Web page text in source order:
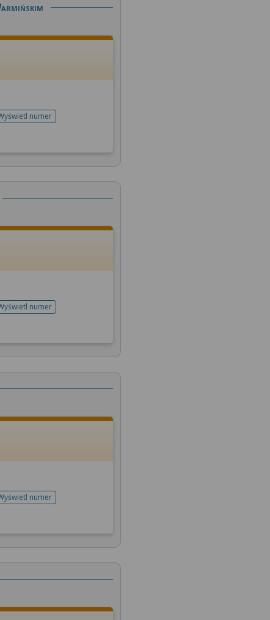
numer
telefonu do rejestracji
numer
telefonu do rejestracji
numer
telefonu do rejestracji